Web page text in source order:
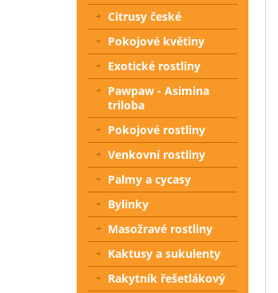
Citrusy české
Pokojové květiny
Exotické rostliny
Pawpaw - Asimina
triloba
Pokojové rostliny
Venkovní rostliny
Palmy a cycasy
Bylinky
Masožravé rostliny
Kaktusy a sukulenty
Rakytník řešetlákový